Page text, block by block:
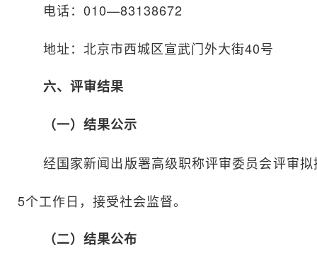
电话：010—83138672
地址：北京市西城区宣武门外大街40号
六、评审结果
（一）结果公示
经国家新闻出版署高级职称评审委员会评审
5个工作日，接受社会监督。
（二）结果公布